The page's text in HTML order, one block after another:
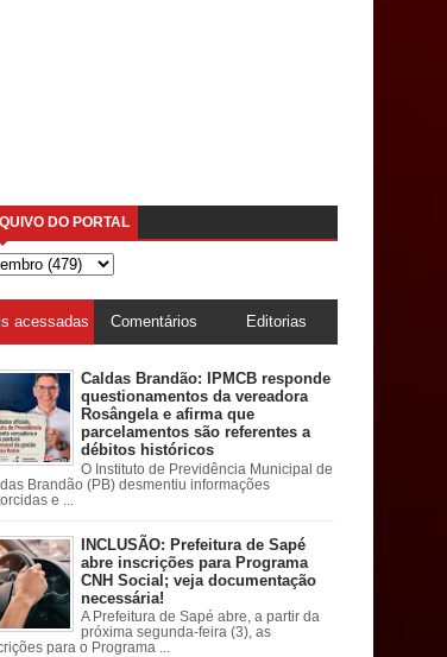
DO PORTAL
acessadas Comentários Editorias
Caldas Brandão: IPMCB responde
questionamentos da vereadora
Rosângela e afirma que
parcelamentos são referentes a
débitos históricos
O Instituto de Previdência Municipal de
Brandão (PB) desmentiu informações
e ...
INCLUSÃO: Prefeitura de Sapé
abre inscrições para Programa
CNH Social; veja documentação
necessária!
A Prefeitura de Sapé abre, a partir da
próxima segunda-feira (3), as
para o Programa ...